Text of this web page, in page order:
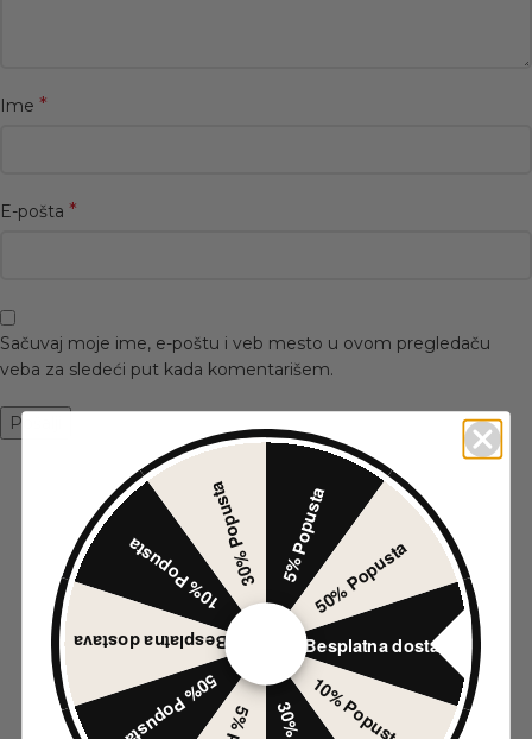
Ime *
E-pošta *
Sačuvaj moje ime, e-poštu i veb mesto u ovom pregledaču
veba za sledeći put kada komentarišem.
SANDALE OK-139
BORDEAUX
-20%
SANDALE 2Q1A-
5% Popusta50% Popusta
Besplatna dostava
10% Popusta
50% Popusta
Besplatna dostava
10% Popusta30% Popusta